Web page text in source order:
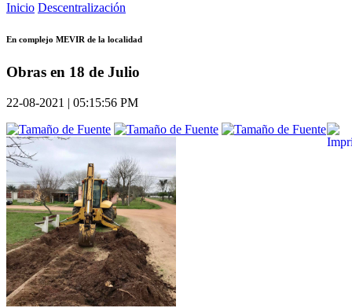
Inicio Descentralización
En complejo MEVIR de la localidad
Obras en 18 de Julio
22-08-2021 | 05:15:56 PM